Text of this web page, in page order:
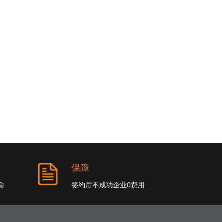
保障
签约后不成功企业0费用